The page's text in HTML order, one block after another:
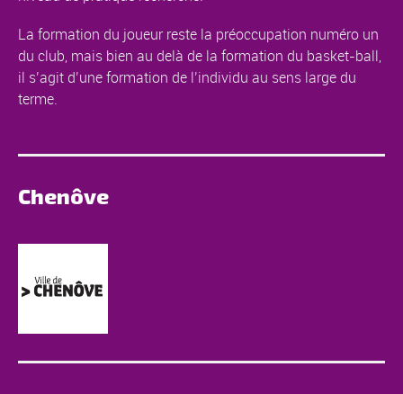
La formation du joueur reste la préoccupation numéro un
du club, mais bien au delà de la formation du basket-ball,
il s’agit d’une formation de l’individu au sens large du
terme.
Chenôve